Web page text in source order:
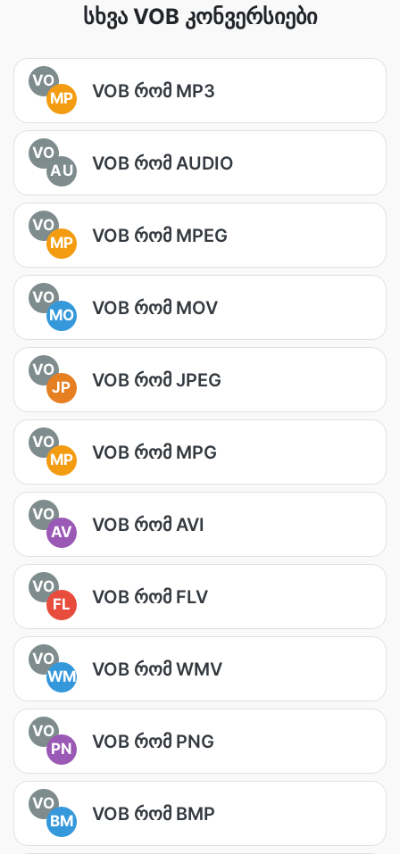
სხვა VOB კონვერსიები
VO
MP
VOB რომ MP3
VO
AU
VOB რომ AUDIO
VO
MP
VOB რომ MPEG
VO
MO
VOB რომ MOV
VO
JP
VOB რომ JPEG
VO
MP
VOB რომ MPG
VO
AV
VOB რომ AVI
VO
FL
VOB რომ FLV
VO
WM
VOB რომ WMV
VO
PN
VOB რომ PNG
VO
BM
VOB რომ BMP